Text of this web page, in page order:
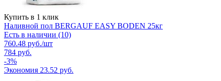
Купить в 1 клик
Наливной пол BERGAUF EASY BODEN 25кг
Есть в наличии (10)
760.48 руб./шт
784 руб.
-3%
Экономия 23.52 руб.